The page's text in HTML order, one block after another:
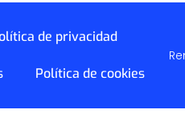
de privacidad
Política de cookies